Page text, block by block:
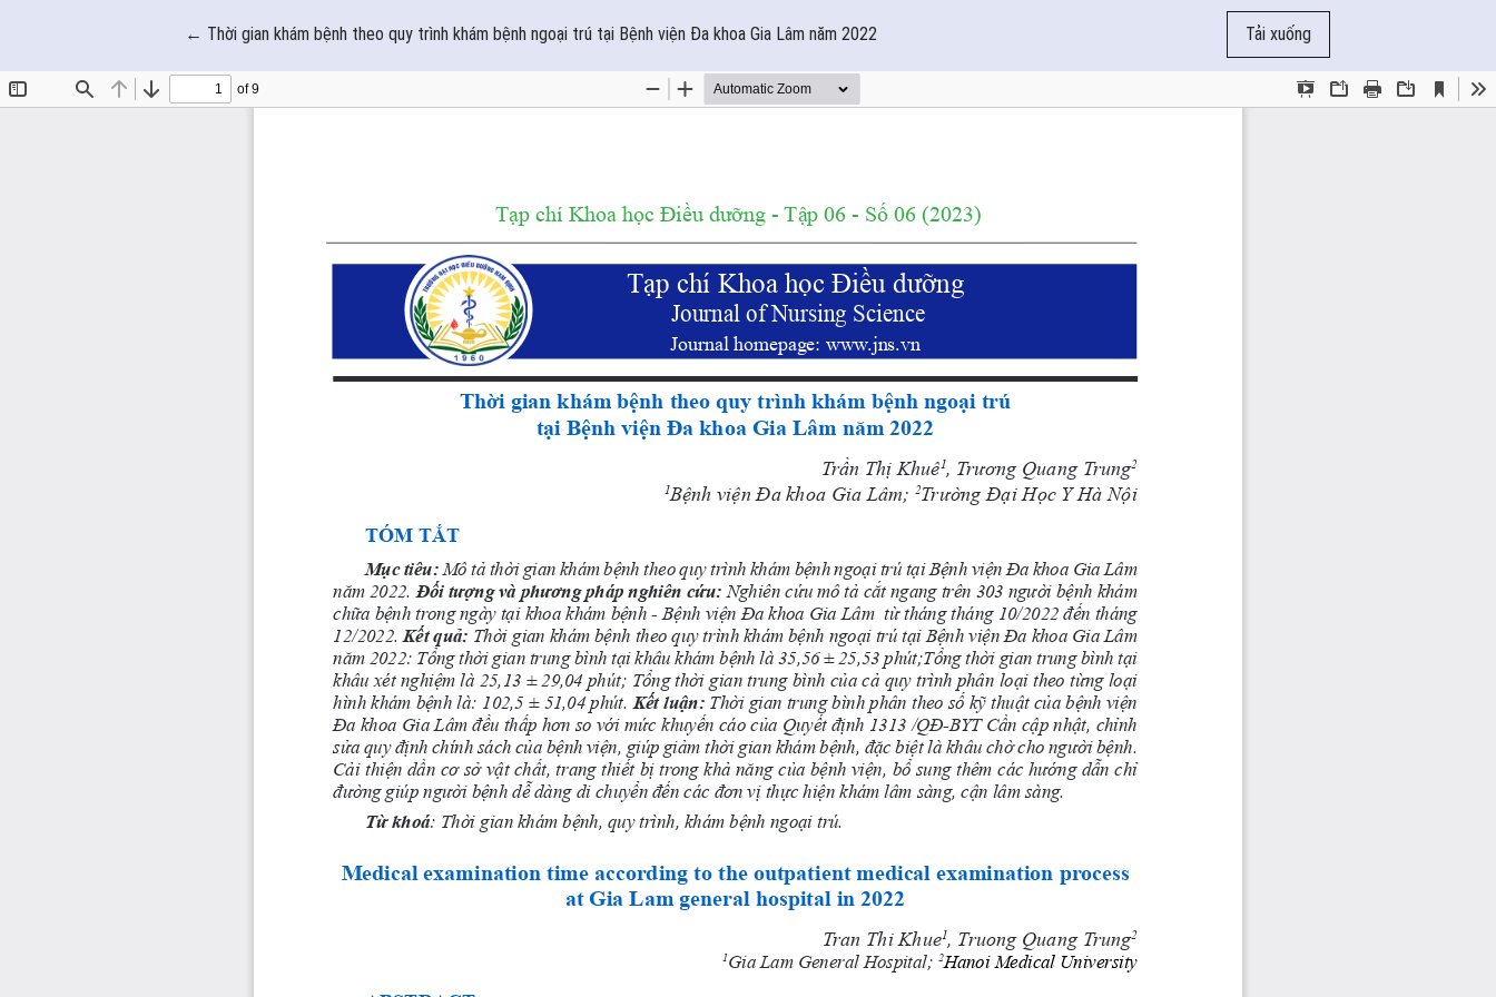
← Quay trở lại chi tiết bài báo
Thời gian khám bệnh theo quy trình khám bệnh ngoại trú tại Bệnh viện Đa khoa Gia Lâm năm 2022 Tải xuống